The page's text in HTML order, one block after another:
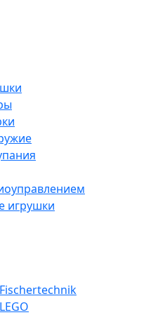
игрушки